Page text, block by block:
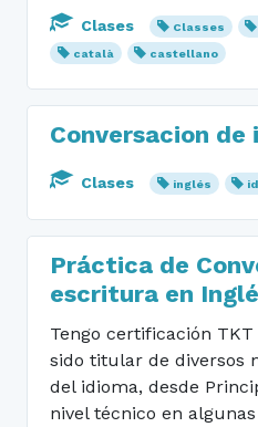
Clases Classes
català
castellano
Conversacion de
Clases inglés
Práctica de
escritura en
Tengo certificación
sido titular de diversos
del idioma, desde
nivel técnico en algunas